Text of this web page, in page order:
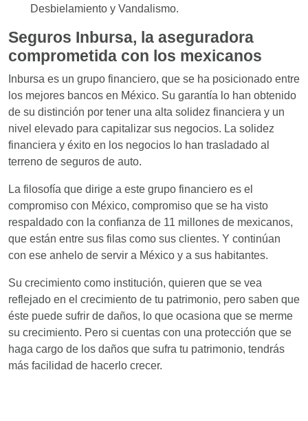
Desbielamiento y Vandalismo.
Seguros Inbursa, la aseguradora
comprometida con los mexicanos
Inbursa es un grupo financiero, que se ha posicionado entre
los mejores bancos en México. Su garantía lo han obtenido
de su distinción por tener una alta solidez financiera y un
nivel elevado para capitalizar sus negocios. La solidez
financiera y éxito en los negocios lo han trasladado al
terreno de seguros de auto.
La filosofía que dirige a este grupo financiero es el
compromiso con México, compromiso que se ha visto
respaldado con la confianza de 11 millones de mexicanos,
que están entre sus filas como sus clientes. Y continúan
con ese anhelo de servir a México y a sus habitantes.
Su crecimiento como institución, quieren que se vea
reflejado en el crecimiento de tu patrimonio, pero saben que
éste puede sufrir de daños, lo que ocasiona que se merme
su crecimiento. Pero si cuentas con una protección que se
haga cargo de los daños que sufra tu patrimonio, tendrás
más facilidad de hacerlo crecer.